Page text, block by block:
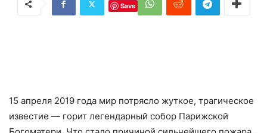
Save
15 апреля 2019 года мир потрясло жуткое, трагическое
известие — горит легендарный собор Парижской